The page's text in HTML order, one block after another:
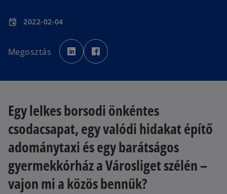
event 2022-02-04
Megosztás
o
p
e
n
t
a
p
e
t
a
Egy lelkes borsodi önkéntes
csodacsapat, egy valódi hidakat építő
adománytaxi és egy barátságos
gyermekkórház a Városliget szélén –
vajon mi a közös bennük?